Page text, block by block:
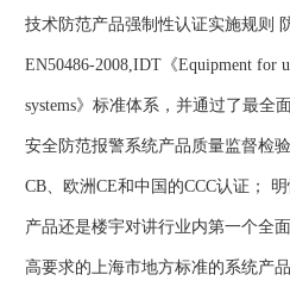
技术防范产品强制性认证实施规则
EN50486-2008,IDT《Equipment for
systems》标准体系，并通过了最全
安全防范报警系统产品质量监督检
CB、欧洲CE和中国的CCC认证；
产品还是楼宇对讲行业内第一个全
高要求的上海市地方标准的系统产